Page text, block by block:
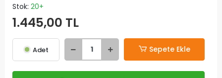
Stok: 20+
1.445,00 TL
Adet Sepete Ekle